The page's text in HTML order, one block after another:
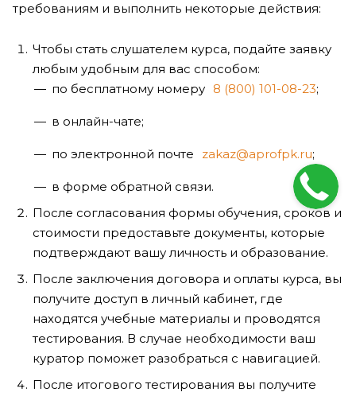
требованиям и выполнить некоторые действия:
Чтобы стать слушателем курса, подайте заявку
любым удобным для вас способом:
по бесплатному номеру 8 (800) 101-08-23;
в онлайн-чате;
по электронной почте zakaz@aprofpk.ru;
в форме обратной связи.
После согласования формы обучения, сроков и
стоимости предоставьте документы, которые
подтверждают вашу личность и образование.
После заключения договора и оплаты курса, вы
получите доступ в личный кабинет, где
находятся учебные материалы и проводятся
тестирования. В случае необходимости ваш
куратор поможет разобраться с навигацией.
После итогового тестирования вы получите